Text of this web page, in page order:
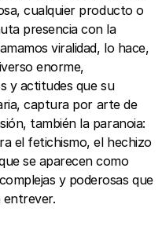
cualquier producto o
presencia con la
viralidad, lo hace,
enorme,
y actitudes que su
captura por arte de
también la paranoia:
el fetichismo, el hechizo
se aparecen como
y poderosas que
entrever.